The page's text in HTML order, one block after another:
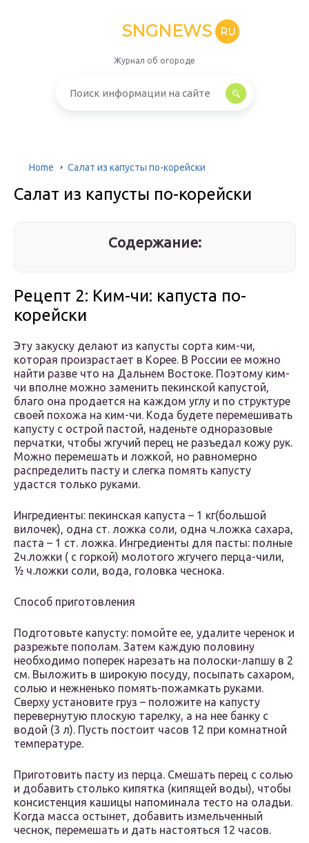
SNGNEWS RU
Журнал об огороде
Home Салат из капусты по-корейски
Салат из капусты по-корейски
Содержание:
Рецепт 2: Ким-чи: капуста по-
корейски
Эту закуску делают из капусты сорта ким-чи,
которая произрастает в Корее. В России ее можно
найти разве что на Дальнем Востоке. Поэтому ким-
чи вполне можно заменить пекинской капустой,
благо она продается на каждом углу и по структуре
своей похожа на ким-чи. Кода будете перемешивать
капусту с острой пастой, наденьте одноразовые
перчатки, чтобы жгучий перец не разъедал кожу рук.
Можно перемешать и ложкой, но равномерно
распределить пасту и слегка помять капусту
удастся только руками.
Ингредиенты: пекинская капуста – 1 кг(большой
вилочек), одна ст. ложка соли, одна ч.ложка сахара,
паста – 1 ст. ложка. Ингредиенты для пасты: полные
2ч.ложки ( с горкой) молотого жгучего перца-чили,
½ ч.ложки соли, вода, головка чеснока.
Способ приготовления
Подготовьте капусту: помойте ее, удалите черенок и
разрежьте пополам. Затем каждую половину
необходимо поперек нарезать на полоски-лапшу в 2
см. Выложить в широкую посуду, посыпать сахаром,
солью и нежненько помять-пожамкать руками.
Сверху установите груз – положите на капусту
перевернутую плоскую тарелку, а на нее банку с
водой (3 л). Пусть постоит часов 12 при комнатной
температуре.
Приготовить пасту из перца. Смешать перец с солью
и добавить столько кипятка (кипящей воды), чтобы
консистенция кашицы напоминала тесто на оладьи.
Когда масса остынет, добавить измельченный
чеснок, перемешать и дать настояться 12 часов.